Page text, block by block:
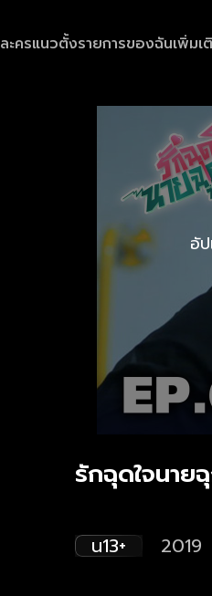
ละครแนวตั้งรายการของฉันเพิ่มเ
อั
รักฉุดใจนาย
น13+ 2019